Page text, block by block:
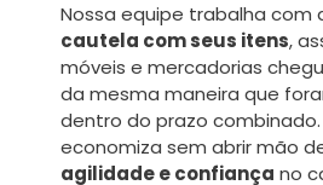
Nossa equipe trabalha com
cautela com seus itens,
móveis e mercadorias
da mesma maneira que
dentro do prazo combinado.
economiza sem abrir mão
agilidade e confiança no